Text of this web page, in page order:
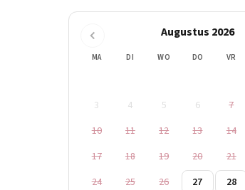
Augustus 2026
MA DI WO DO VR
3
4 5 6 7
10
11 12 13 14
17
18 19 20 21
24
25 26 27 28